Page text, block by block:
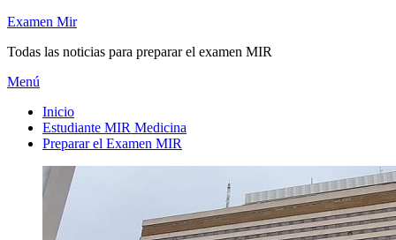
Saltar
contenido
Examen Mir
Todas las noticias para preparar el examen MIR
Menú
Inicio
Estudiante MIR Medicina
Preparar el Examen MIR